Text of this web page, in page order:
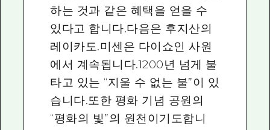
하는 것과 같은 혜택을 얻을 수
있다고 합니다.다음은 후지산의
레이카도.미센은 다이쇼인 사원
에서 계속됩니다.1200년 넘게 불
타고 있는 “지울 수 없는 불”이 있
습니다.또한 평화 기념 공원의
“평화의 빛”의 원천이기도합니